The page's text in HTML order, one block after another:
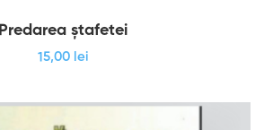
Predarea ștafetei
15,00 lei